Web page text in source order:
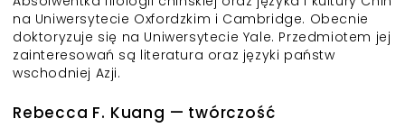
na Uniwersytecie Oxfordzkim i Cambridge. Obecnie
doktoryzuje się na Uniwersytecie Yale. Przedmiotem jej
zainteresowań są literatura oraz języki państw
wschodniej Azji.
Rebecca F. Kuang — twórczość